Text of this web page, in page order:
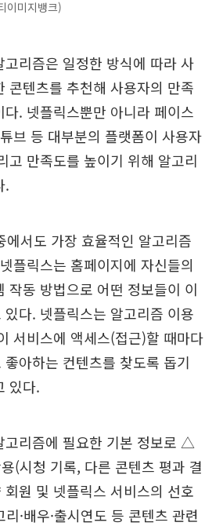
이미지뱅크)
리즘은 일정한 방식에 따라 사
콘텐츠를 추천해 사용자의 만족
. 넷플릭스뿐만 아니라 페이스
브 등 대부분의 플랫폼이 사용자
고 만족도를 높이기 위해 알고리
.
에서도 가장 효율적인 알고리즘
플릭스는 홈페이지에 자신들의
작동 방법으로 어떤 정보들이 이
다. 넷플릭스는 알고리즘 이용
서비스에 액세스(접근)할 때마다
아하는 컨텐츠를 찾도록 돕기
있다.
고리즘에 필요한 기본 정보로 △
(시청 기록, 다른 콘텐츠 평과 결
원 및 넷플릭스 서비스의 선호
·배우·출시연도 등 콘텐츠 관련